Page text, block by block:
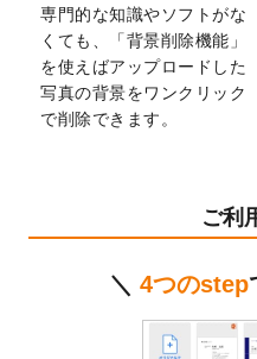
を追加しま
2025/1/15
配置できる
（pdf、psd
2024/12/24
2025年版4
箔押し年賀
ステッカー
しました。
2025年巳年
専門的な知識やソフトがな
くても、「背景削除機能」
を使えばアップロードした
写真の背景をワンクリック
で削除できます。
ご利
＼ 4つのstep